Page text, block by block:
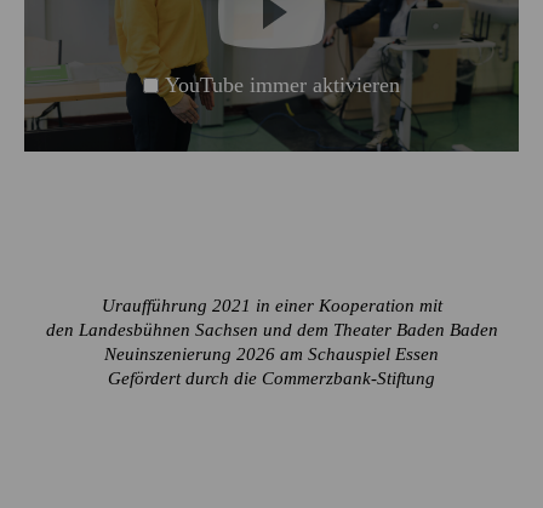
YouTube immer aktivieren
Uraufführung 2021 in einer Kooperation mit
den Landesbühnen Sachsen und dem Theater Baden Baden
Neuinszenierung 2026 am Schauspiel Essen
Gefördert durch die Commerzbank-Stiftung